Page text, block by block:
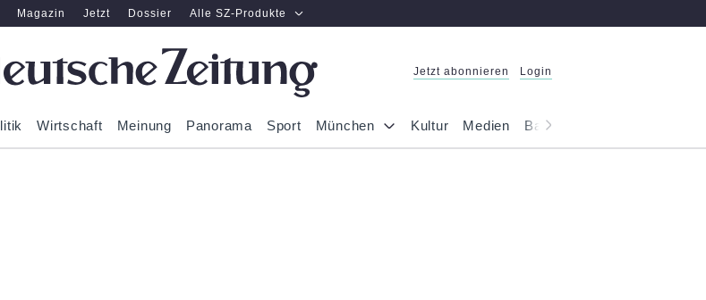
Magazin Jetzt Dossier Alle SZ-Produkte
Jetzt abonnieren Login
Wirtschaft Meinung Panorama Sport München Kultur Medien Bayern